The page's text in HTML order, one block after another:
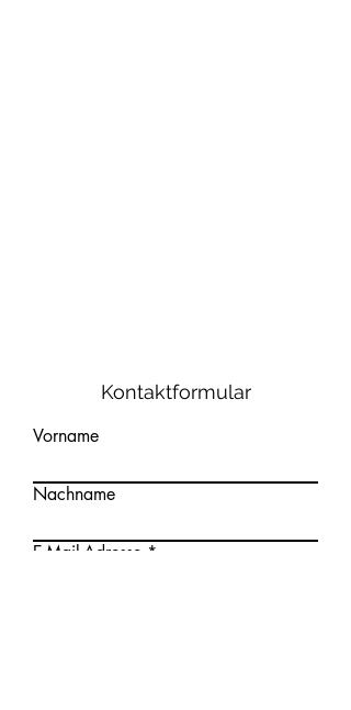
Kontaktformular
Vorname
Nachname
E-Mail-Adresse